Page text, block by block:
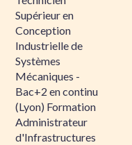
Supérieur en
Conception
Industrielle de
Systèmes
Mécaniques -
Bac+2 en continu
(Lyon) Formation
Administrateur
d'Infrastructures